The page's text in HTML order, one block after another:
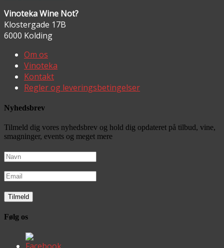
Vinoteka Wine Not?
Klostergade 17B
6000 Kolding
Om os
Vinoteka
Kontakt
Regler og leveringsbetingelser
Nyhedsbrev
Tilmeld dig vores nyhedsbrev og hold dig opdateret på tilbud, vine,
smagninger, events og meget mere
Følg os